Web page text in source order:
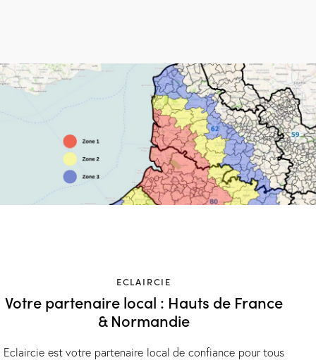
ECLAIRCIE
Votre partenaire local : Hauts de France
& Normandie
Eclaircie est votre partenaire local de confiance pour tous